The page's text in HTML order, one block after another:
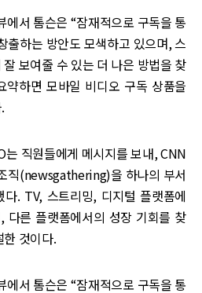
서 톰슨은 “잠재적으로 구독을 통
출하는 방안도 모색하고 있으며, 스
보여줄 수 있는 더 나은 방법을 찾
약하면 모바일 비디오 구독 상품을
직원들에게 메시지를 보내, CNN
직(newsgathering)을 하나의 부서
. TV, 스트리밍, 디지털 플랫폼에
다른 플랫폼에서의 성장 기회를 찾
것이다.
서 톰슨은 “잠재적으로 구독을 통